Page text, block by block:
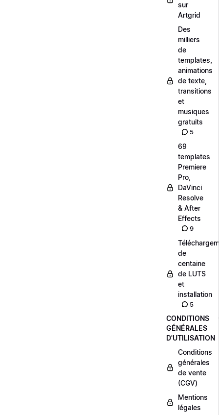
sur
Artgrid
Des
milliers
de
templates,
animations
de texte,
transitions
et
musiques
gratuits
5
69
templates
Premiere
Pro,
DaVinci
Resolve
& After
Effects
9
de
centaine
de LUTS
et
installation
5
CONDITIONS
GÉNÉRALES
D'UTILISATION
Conditions
générales
de vente
(CGV)
Mentions
légales